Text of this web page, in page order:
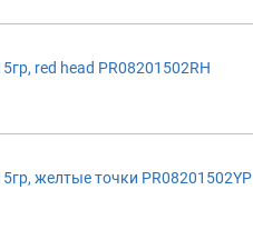
red head PR08201502RH
желтые точки PR08201502YP